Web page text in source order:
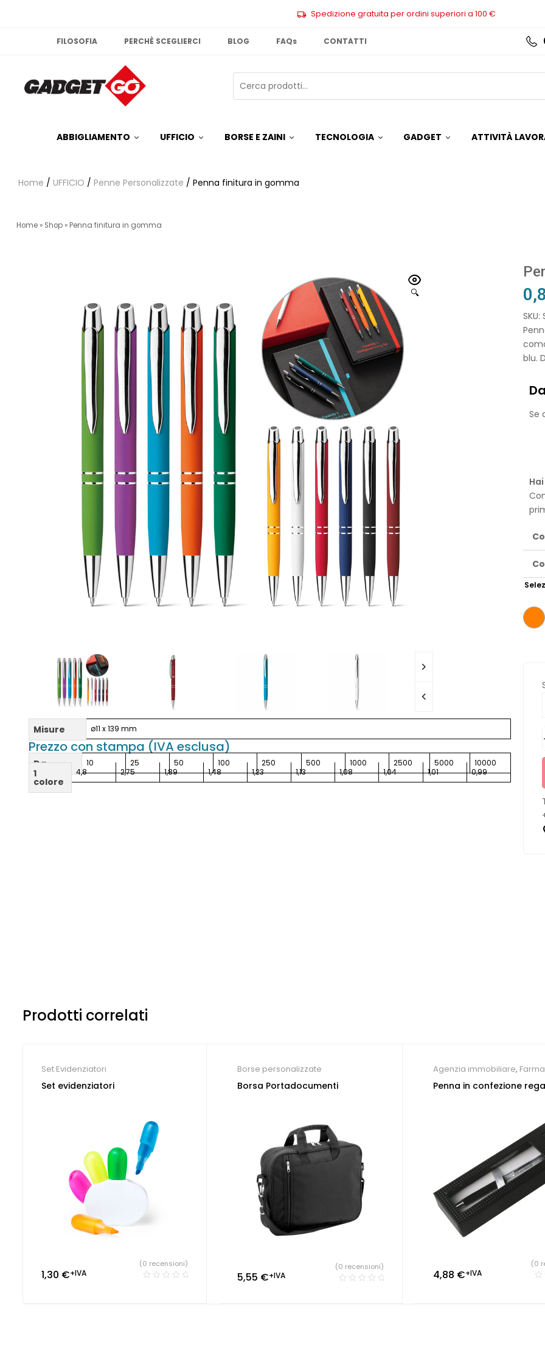
Spedizione gratuita per ordini superiori a 100 €
FILOSOFIA PERCHÈ SCEGLIERCI BLOG FAQs CONTATTI
ABBIGLIAMENTO UFFICIO BORSE E ZAINI TECNOLOGIA GADGET ATTIVITÀ
Home / UFFICIO / Penne Personalizzate / Penna finitura in gomma
Home » Shop » Penna finitura in gomma
🔍
Misure ø11 x 139 mm
Prezzo con stampa (IVA esclusa)
Da 10 25 50 100 250 500 1000 2500 5000 10000
1
colore
4,8 2,75 1,89 1,48 1,23 1,13 1,08 1,04 1,01 0,99
SKU:
blu.
Se
Prodotti correlati
Set Evidenziatori
Set evidenziatori
1,30 €+IVA
(0 recensioni)
Borse personalizzate
Borsa Portadocumenti
5,55 €+IVA
(0 recensioni)
Agenzia immobiliare,
Gadget per congressi, Hotel
Penna in confezione
4,88 €+IVA
(0